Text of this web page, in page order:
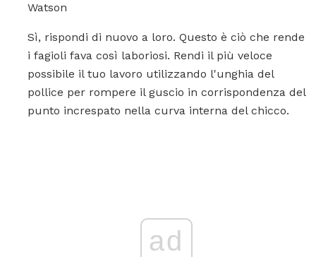
Watson
Sì, rispondi di nuovo a loro. Questo è ciò che rende
i fagioli fava così laboriosi. Rendi il più veloce
possibile il tuo lavoro utilizzando l'unghia del
pollice per rompere il guscio in corrispondenza del
punto increspato nella curva interna del chicco.
ad